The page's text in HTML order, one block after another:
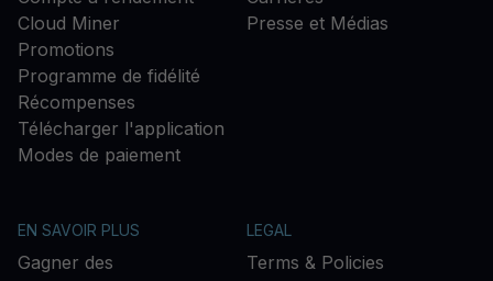
Cloud Miner
Promotions
Programme de fidélité
Récompenses
Télécharger l'application
Modes de paiement
Presse et Médias
EN SAVOIR PLUS
Gagner des
LEGAL
Terms & Policies